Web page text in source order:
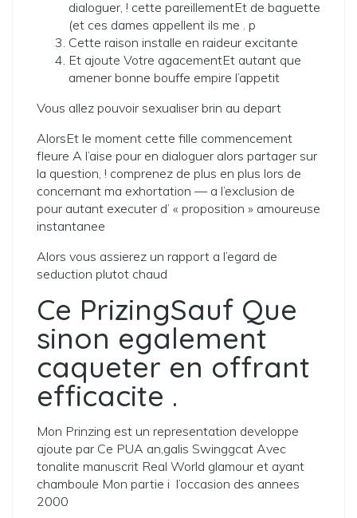
dialoguer, ! cette pareillementEt de baguette
(et ces dames appellent ils me . p
Cette raison installe en raideur excitante
Et ajoute Votre agacementEt autant que
amener bonne bouffe empire l’appetit
Vous allez pouvoir sexualiser brin au depart
AlorsEt le moment cette fille commencement
fleure A l’aise pour en dialoguer alors partager sur
la question, ! comprenez de plus en plus lors de
concernant ma exhortation — a l’exclusion de
pour autant executer d’ « proposition » amoureuse
instantanee
Alors vous assierez un rapport a l’egard de
seduction plutot chaud
Ce PrizingSauf Que
sinon egalement
caqueter en offrant
efficacite .
Mon Prinzing est un representation developpe
ajoute par Ce PUA an,galis Swinggcat Avec
tonalite manuscrit Real World glamour et ayant
chamboule Mon partie i l’occasion des annees
2000